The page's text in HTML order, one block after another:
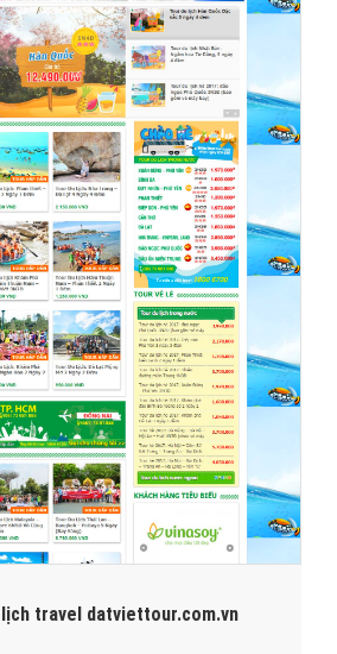
travel datviettour.com.vn